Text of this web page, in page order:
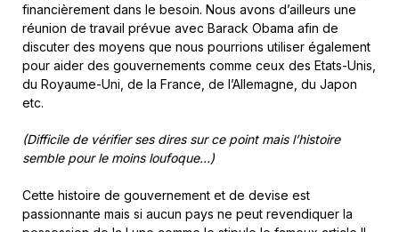
financièrement dans le besoin. Nous avons d’ailleurs une
réunion de travail prévue avec Barack Obama afin de
discuter des moyens que nous pourrions utiliser également
pour aider des gouvernements comme ceux des Etats-Unis,
du Royaume-Uni, de la France, de l’Allemagne, du Japon
etc.
(Difficile de vérifier ses dires sur ce point mais l’histoire
semble pour le moins loufoque…)
Cette histoire de gouvernement et de devise est
passionnante mais si aucun pays ne peut revendiquer la